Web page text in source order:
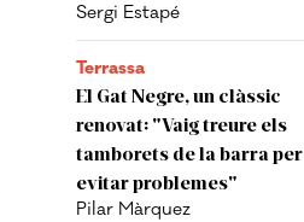
Sergi Estapé
Terrassa
El Gat Negre, un clàssic
renovat: "Vaig treure els
tamborets de la barra per
evitar problemes"
Pilar Màrquez